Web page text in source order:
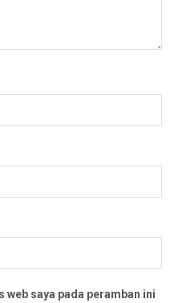
web saya pada peramban ini